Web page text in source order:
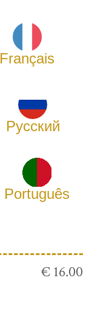
Français
Русский
Português
€ 16.00